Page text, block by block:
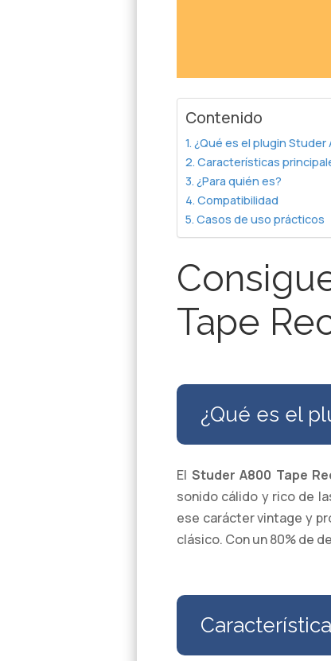
Contenido
¿Qué es el plugin Studer
Características
¿Para quién es?
Compatibilidad
Casos de uso prácticos
Tape
¿Qué es el
El Studer A800 Tape
sonido cálido y rico de
ese carácter vintage y
clásico. Con un 80% de